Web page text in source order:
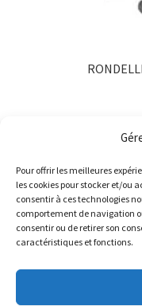
Pour offrir les meilleures
les cookies pour stocker et/ou
consentir à ces technologies
comportement de navigation
consentir ou de retirer son
caractéristiques et fonctions.
© Barthelemy Ski
Politique de